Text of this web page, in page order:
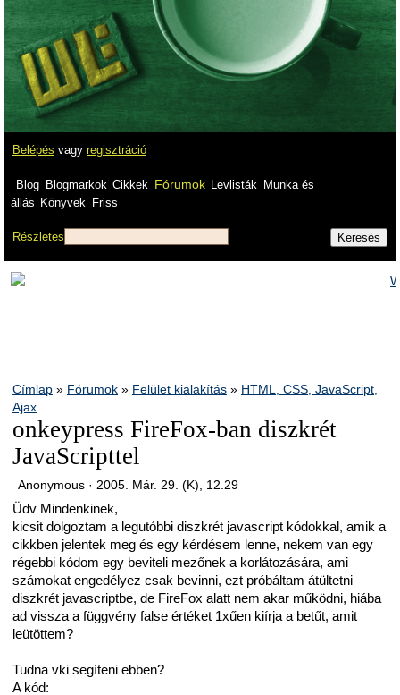
Belépés vagy regisztráció
Blog Blogmarkok Cikkek Fórumok Levlisták
Munka és
állás Könyvek Friss
Részletes
Címlap » Fórumok » Felület kialakítás » HTML, CSS, JavaScript,
Ajax
onkeypress FireFox-ban diszkrét
JavaScripttel
Anonymous · 2005. Már. 29. (K), 12.29
Üdv Mindenkinek,
kicsit dolgoztam a legutóbbi diszkrét javascript kódokkal, amik a
cikkben jelentek meg és egy kérdésem lenne, nekem van egy
régebbi kódom egy beviteli mezőnek a korlátozására, ami
számokat engedélyez csak bevinni, ezt próbáltam átültetni
diszkrét javascriptbe, de FireFox alatt nem akar működni, hiába
ad vissza a függvény false értéket 1xűen kiírja a betűt, amit
leütöttem?
Tudna vki segíteni ebben?
A kód: